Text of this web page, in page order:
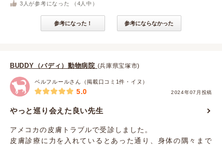
3 人が参考になった （ 4 人中）
参考になった！ 参考にならなかった
BUDDY（バディ）動物病院 (兵庫県宝塚市)
ベルフルールさん（掲載口コミ1件・イヌ）
2024年07月投稿
5.0
やっと巡り会えた良い先生
アメコカの皮膚トラブルで受診しました。
皮膚診療に力を入れているとあった通り、身体の隅々まで